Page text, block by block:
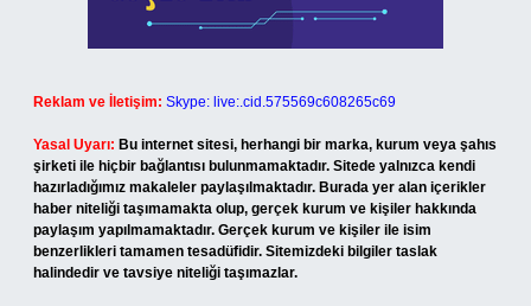
Reklam ve İletişim: Skype: live:.cid.575569c608265c69
Yasal Uyarı: Bu internet sitesi, herhangi bir marka, kurum veya şahıs
şirketi ile hiçbir bağlantısı bulunmamaktadır. Sitede yalnızca kendi
hazırladığımız makaleler paylaşılmaktadır. Burada yer alan içerikler
haber niteliği taşımamakta olup, gerçek kurum ve kişiler hakkında
paylaşım yapılmamaktadır. Gerçek kurum ve kişiler ile isim
benzerlikleri tamamen tesadüfidir. Sitemizdeki bilgiler taslak
halindedir ve tavsiye niteliği taşımazlar.